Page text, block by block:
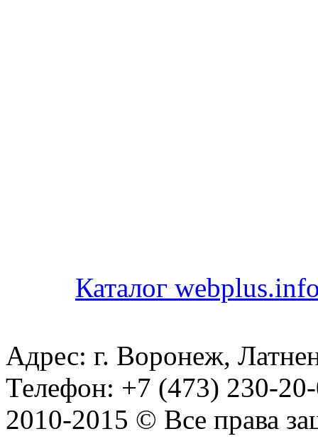
Каталог
Адрес: г. Воронеж,
Телефон: +7 (473) 230-
2010-2015 © Все права